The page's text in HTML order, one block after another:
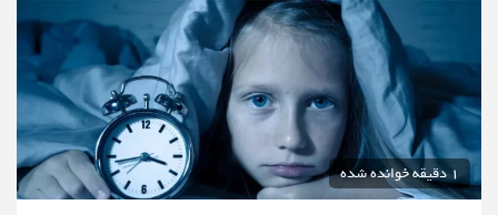
1 دقیقه خوانده شده